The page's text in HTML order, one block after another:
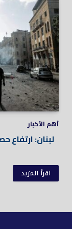
أهم الأخبار
اقرأ المزيد